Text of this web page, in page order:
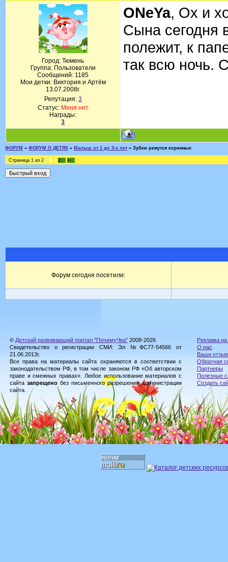
Город: Тюмень
Группа: Пользователи
Сообщений: 1185
Мои детки: Виктория и Артём
13.07.2008г.
Репутация: 3
Статус: Меня нет
Награды:
3
ONeYa, Ох и
Сына сегодня
полежит, к
так всю ночь.
ФОРУМ » ФОРУМ О ДЕТЯХ » Малыш от 1 до 3-х лет » Зубки режутся коренные
Страница 1 из 2 1 2 »
Форум сегодня посетили:
© Детский развивающий портал "ПочемуЧка" 2008-2026
Свидетельство о регистрации СМИ: Эл №ФС77-54566 от
21.06.2013г.
Все права на материалы сайта охраняются в соответствии с
законодательством РФ, в том числе законом РФ «Об авторском
праве и смежных правах». Любое использование материалов с
сайта запрещено без письменного разрешения администрации
сайта.
Реклама на
О нас
Ваши
Обратная
Партнеры
Полезные
Создать